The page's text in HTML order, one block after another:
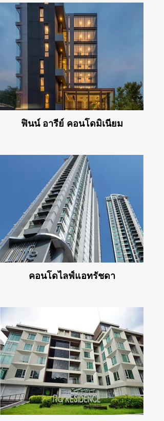
ฟินน์ อารีย์ คอนโดมิเนียม
คอนโดไลฟ์แอทรัชดา